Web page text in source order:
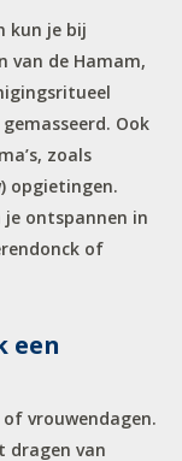
kun je bij
van de Hamam,
Ook
zoals
opgietingen.
je ontspannen in
of
een
vrouwendagen.
dragen van